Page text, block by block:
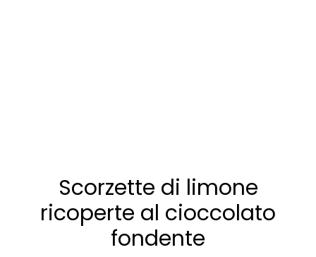
Scorzette di limone
ricoperte al cioccolato
fondente